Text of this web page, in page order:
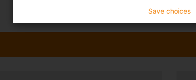
Save choices